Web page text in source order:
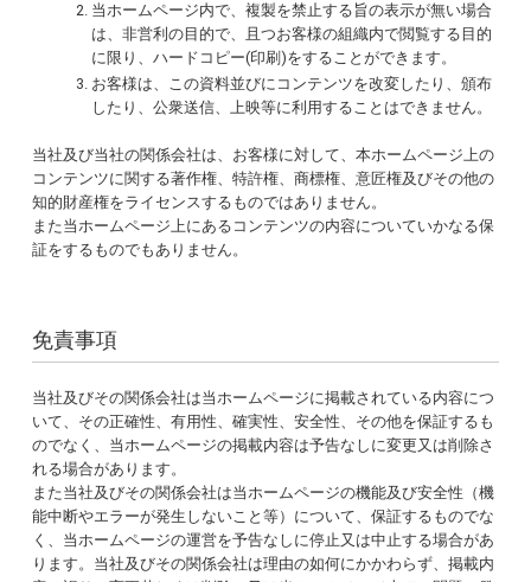
当ホームページ内で、複製を禁止する旨の表示が無い場合
は、非営利の目的で、且つお客様の組織内で閲覧する目的
に限り、ハードコピー(印刷)をすることができます。
お客様は、この資料並びにコンテンツを改変したり、頒布
したり、公衆送信、上映等に利用することはできません。
当社及び当社の関係会社は、お客様に対して、本ホームページ上の
コンテンツに関する著作権、特許権、商標権、意匠権及びその他の
知的財産権をライセンスするものではありません。
また当ホームページ上にあるコンテンツの内容についていかなる保
証をするものでもありません。
免責事項
当社及びその関係会社は当ホームページに掲載されている内容につ
いて、その正確性、有用性、確実性、安全性、その他を保証するも
のでなく、当ホームページの掲載内容は予告なしに変更又は削除さ
れる場合があります。
また当社及びその関係会社は当ホームページの機能及び安全性（機
能中断やエラーが発生しないこと等）について、保証するものでな
く、当ホームページの運営を予告なしに停止又は中止する場合があ
ります。当社及びその関係会社は理由の如何にかかわらず、掲載内